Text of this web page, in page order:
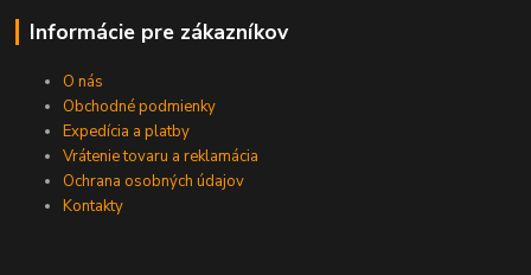
Informácie pre zákazníkov
O nás
Obchodné podmienky
Expedícia a platby
Vrátenie tovaru a reklamácia
Ochrana osobných údajov
Kontakty